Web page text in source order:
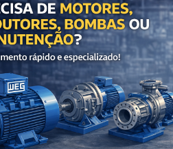
presente, é possível alimentar